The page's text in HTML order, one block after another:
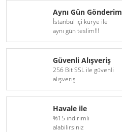
Aynı Gün Gönderim
İstanbul içi kurye ile
aynı gün teslim!!!
Güvenli Alışveriş
256 Bit SSL ile güvenli
alışveriş
Havale ile
%15 indirimli
alabilirsiniz